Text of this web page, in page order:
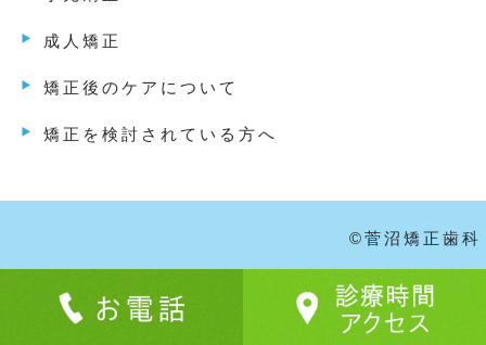
成人矯正
矯正後のケアについて
矯正を検討されている方へ
©菅沼矯正歯科